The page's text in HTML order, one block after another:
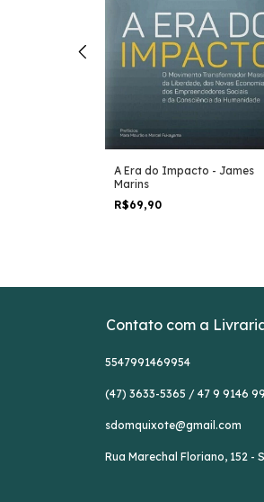
A Era do Impacto - James
Marins
R$69,90
Contato com a
5547991469954
(47) 3633-5365 / 47 9 9146
sdomquixote@gmail.com
Rua Marechal Floriano, 152 -